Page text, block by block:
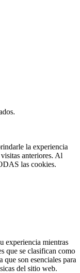
la experiencia
anteriores. Al
las cookies.
experiencia mientras
que se clasifican como
que son esenciales para
del sitio web.